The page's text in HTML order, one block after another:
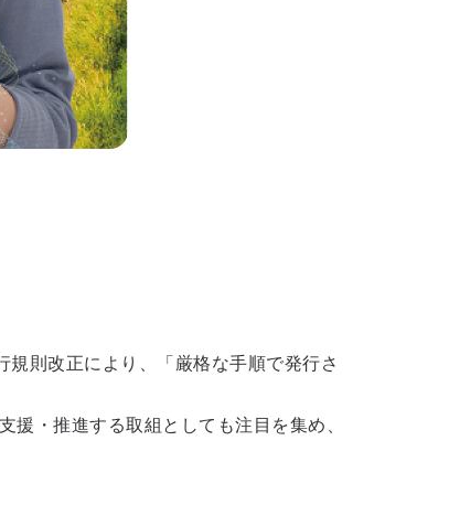
則改正により、「厳格な手順で発行さ
・推進する取組としても注目を集め、